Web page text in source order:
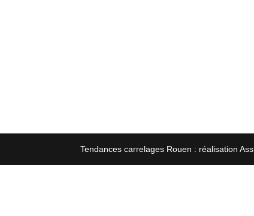
Tendances carrelages Rouen : réalisation